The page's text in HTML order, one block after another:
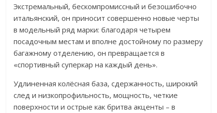
Экстремальный, бескомпромиссный и безошибочно
итальянский, он приносит совершенно новые черты
в модельный ряд марки: благодаря четырем
посадочным местам и вполне достойному по размеру
багажному отделению, он превращается в
«спортивный суперкар на каждый день».
Удлиненная колёсная база, сдержанность, широкий
след и низкопрофильность, мощность, четкие
поверхности и острые как бритва акценты – в